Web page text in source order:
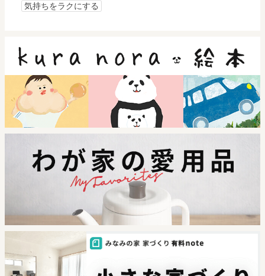
気持ちをラクにする